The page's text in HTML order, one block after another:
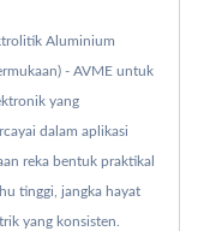
Aluminium
- AVME untuk
yang
dalam aplikasi
reka bentuk praktikal
tinggi, jangka hayat
yang konsisten.